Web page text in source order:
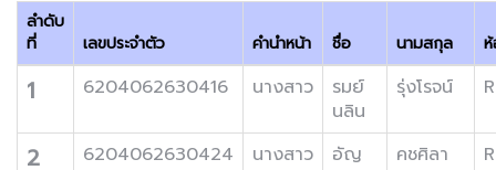
ลำดับ
ที่
เลขประจำตัว คำนำหน้า ชื่อ นามสกุล
1 6204062630416 นางสาว
รมย์
นลิน
รุ่งโรจน์
2 6204062630424 นางสาว
อัญ
คชศิลา